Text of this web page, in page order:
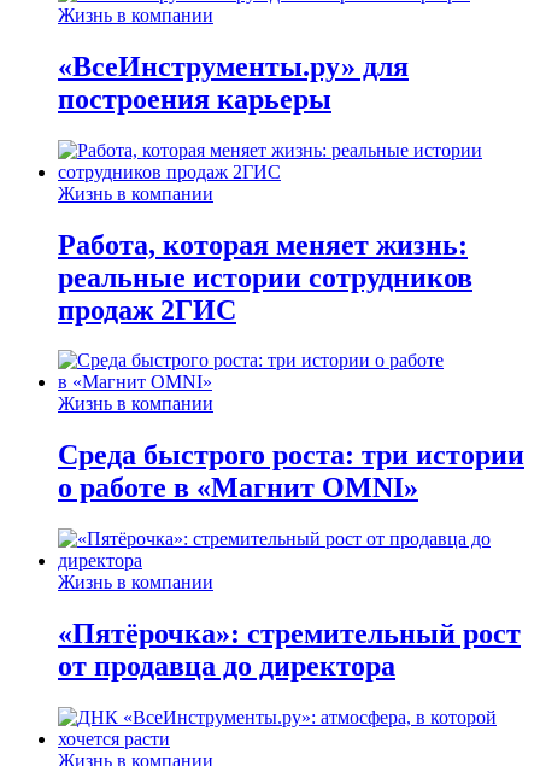
Жизнь в компании
«ВсеИнструменты.ру» для
построения карьеры
Жизнь в компании
Работа, которая меняет жизнь:
реальные истории сотрудников
продаж 2ГИС
Жизнь в компании
Среда быстрого роста: три истории
о работе в «Магнит OMNI»
Жизнь в компании
«Пятёрочка»: стремительный рост
от продавца до директора
Жизнь в компании